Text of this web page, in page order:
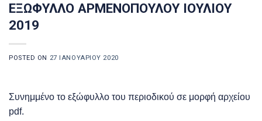
ΕΞΩΦΥΛΛΟ ΑΡΜΕΝΟΠΟΥΛΟΥ ΙΟΥΛΙΟΥ
2019
POSTED ON 27 ΙΑΝΟΥΑΡΊΟΥ 2020
Συνημμένο το εξώφυλλο του περιοδικού σε μορφή αρχείου
pdf.